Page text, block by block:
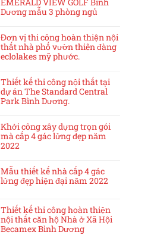
Dương mẫu 3 phòng ngủ
Đơn vị thi công hoàn thiện nội
thất nhà phố vườn thiên đàng
eclolakes mỹ phước.
Thiết kế thi công nội thất tại
dự án The Standard Central
Park Bình Dương.
Khởi công xây dựng trọn gói
mà cấp 4 gác lửng đẹp năm
2022
Mẫu thiết kế nhà cấp 4 gác
lửng đẹp hiện đại năm 2022
Thiết kế thi công hoàn thiện
nội thất căn hộ Nhà ở Xã Hội
Becamex Bình Dương